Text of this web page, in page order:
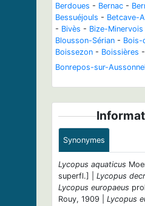
Berdoues - Bernac -
Bessuéjouls - Betcave-
- Bivès - Bize-Minervois
Blousson-Sérian - Bois-
Boissezon - Boissières -
Bonrepos-sur-
Synonymes
Lycopus aquaticus
superfl.] | Lycopus
Lycopus europaeus
Rouy, 1909 | Lycopus